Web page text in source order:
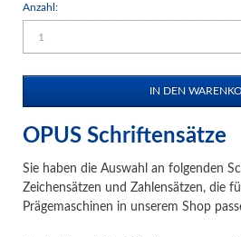
Anzahl:
OPUS Schriftensätze
Sie haben die Auswahl an folgenden
Zeichensätzen und Zahlensätzen, die
Prägemaschinen in unserem Shop